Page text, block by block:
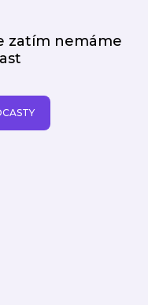
zatím nemáme